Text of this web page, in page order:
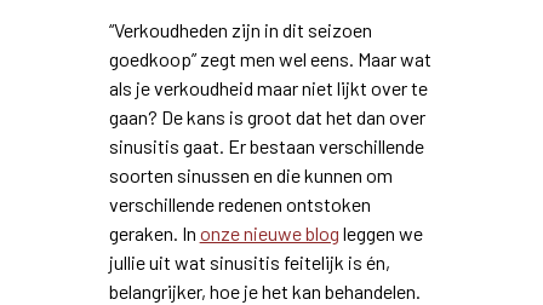
“Verkoudheden zijn in dit seizoen
goedkoop” zegt men wel eens. Maar wat
als je verkoudheid maar niet lijkt over te
gaan? De kans is groot dat het dan over
sinusitis gaat. Er bestaan verschillende
soorten sinussen en die kunnen om
verschillende redenen ontstoken
geraken. In onze nieuwe blog leggen we
jullie uit wat sinusitis feitelijk is én,
belangrijker, hoe je het kan behandelen.